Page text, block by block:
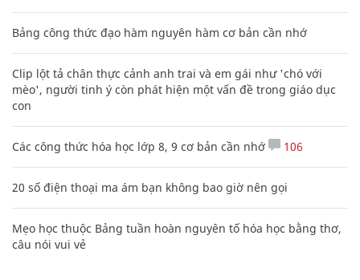
Bảng công thức đạo hàm nguyên hàm cơ bản cần nhớ
Clip lột tả chân thực cảnh anh trai và em gái như 'chó với
mèo', người tinh ý còn phát hiện một vấn đề trong giáo dục
con
Các công thức hóa học lớp 8, 9 cơ bản cần nhớ 106
20 số điện thoại ma ám bạn không bao giờ nên gọi
Mẹo học thuộc Bảng tuần hoàn nguyên tố hóa học bằng thơ,
câu nói vui vẻ